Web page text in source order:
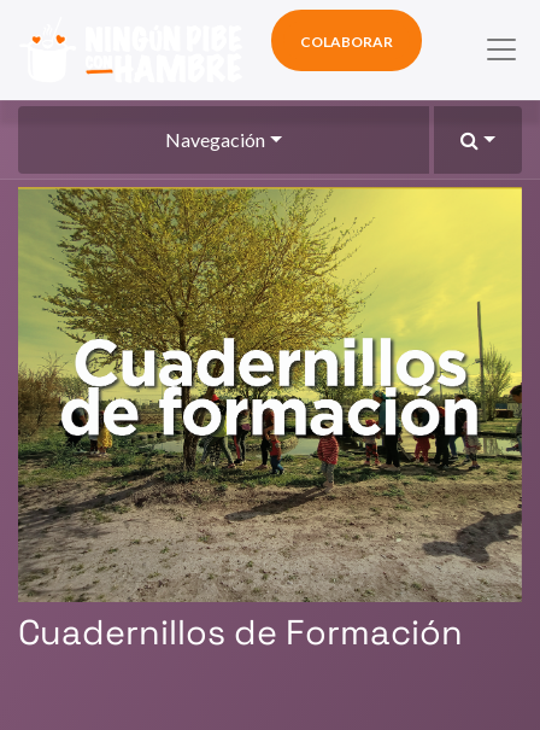
COLABORAR
Navegación
Cuadernillos de Formación